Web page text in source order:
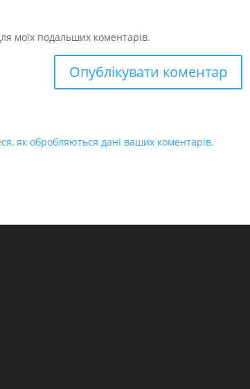
моїх подальших коментарів.
як обробляються дані ваших коментарів.